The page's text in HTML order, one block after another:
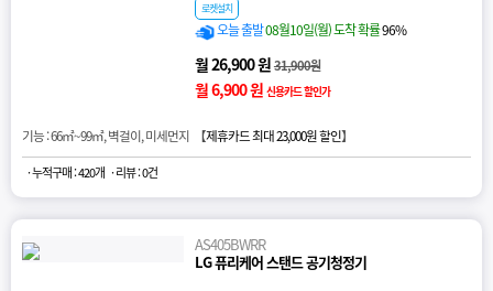
로켓설치
오늘 출발08월10일(월) 도착 확률96%
월 26,900 원31,900원
월 6,900 원 신용카드 할인가
기능 : 66㎡~99㎡, 벽걸이, 미세먼지 【제휴카드 최대 23,000원 할인】
· 누적구매 : 420개 · 리뷰 : 0건
AS405BWRR
LG 퓨리케어 스탠드 공기청정기